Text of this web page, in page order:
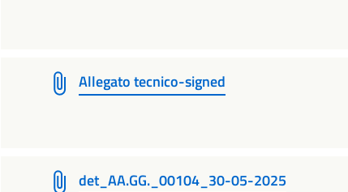
Allegato tecnico-signed
det_AA.GG._00104_30-05-2025